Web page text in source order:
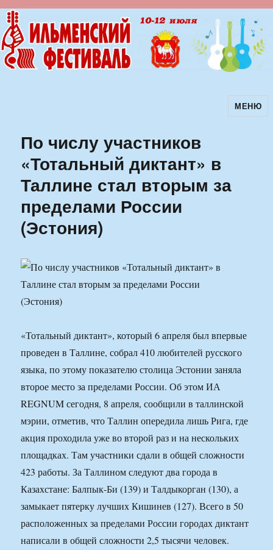
Ильменский фестиваль авторскойМЕНЮ
По числу участников
«Тотальный диктант» в
Таллине стал вторым за
пределами России
(Эстония)
«Тотальный диктант», который 6 апреля был впервые
проведен в Таллине, собрал 410 любителей русского
языка, по этому показателю столица Эстонии заняла
второе место за пределами России. Об этом ИА
REGNUM сегодня, 8 апреля, сообщили в таллинской
мэрии, отметив, что Таллин опередила лишь Рига, где
акция проходила уже во второй раз и на нескольких
площадках. Там участники сдали в общей сложности
423 работы. За Таллином следуют два города в
Казахстане: Балпык-Би (139) и Талдыкорган (130), а
замыкает пятерку лучших Кишинев (127). Всего в 50
расположенных за пределами России городах диктант
написали в общей сложности 2,5 тысячи человек.